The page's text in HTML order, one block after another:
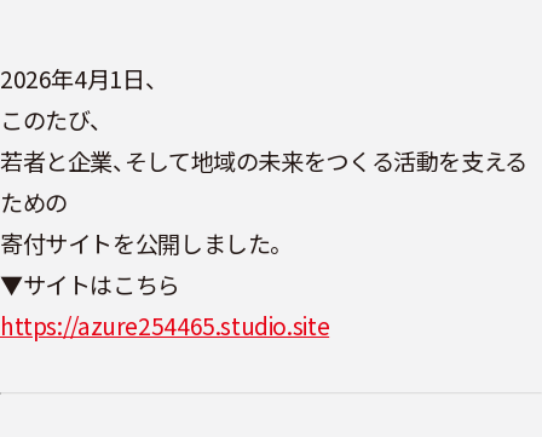
2026年4月1日、
このたび、
若者と企業、そして地域の未来をつくる活動を支える
ための
寄付サイトを公開しました。
▼サイトはこちら
https://azure254465.studio.site